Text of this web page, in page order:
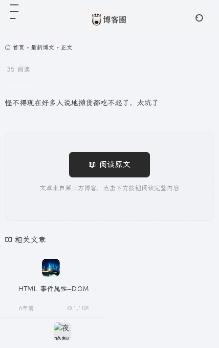
首页 • 最新博文 • 正文
35 阅读
怪不得现在好多人说地摊货都吃不起了，太坑了
📖 阅读原文
文章来自第三方博客，点击下方按钮阅读完整内容
相关文章
HTML 事件属性–DOM
6年前 1,108